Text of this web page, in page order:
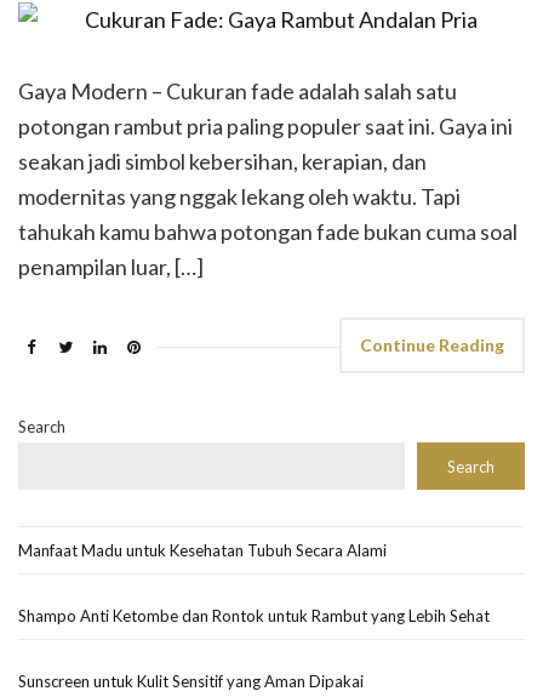
Gaya Modern – Cukuran fade adalah salah satu
potongan rambut pria paling populer saat ini. Gaya ini
seakan jadi simbol kebersihan, kerapian, dan
modernitas yang nggak lekang oleh waktu. Tapi
tahukah kamu bahwa potongan fade bukan cuma soal
penampilan luar, […]
Continue Reading
Search
Search
Manfaat Madu untuk Kesehatan Tubuh Secara Alami
Shampo Anti Ketombe dan Rontok untuk Rambut yang Lebih Sehat
Sunscreen untuk Kulit Sensitif yang Aman Dipakai